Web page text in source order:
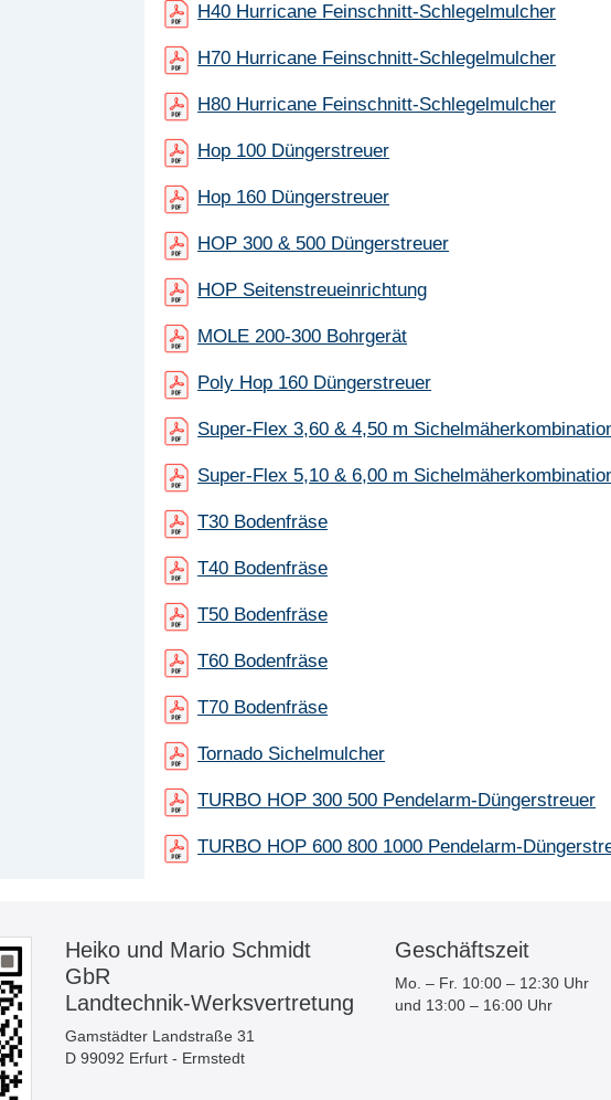
H40 Hurricane Feinschnitt-Schlegelmulcher
H70 Hurricane Feinschnitt-Schlegelmulcher
H80 Hurricane Feinschnitt-Schlegelmulcher
Hop 100 Düngerstreuer
Hop 160 Düngerstreuer
HOP 300 & 500 Düngerstreuer
HOP Seitenstreueinrichtung
MOLE 200-300 Bohrgerät
Poly Hop 160 Düngerstreuer
Super-Flex 3,60 & 4,50 m
Super-Flex 5,10 & 6,00 m
T30 Bodenfräse
T40 Bodenfräse
T50 Bodenfräse
T60 Bodenfräse
T70 Bodenfräse
Tornado Sichelmulcher
TURBO HOP 300 500 Pendelarm-Düngerstreuer
TURBO HOP 600 800 1000 Pendelarm-
Heiko und Mario Schmidt
GbR
Landtechnik-Werksvertretung
Gamstädter Landstraße 31
D 99092 Erfurt - Ermstedt
Geschäftszeit
Mo. – Fr. 10:00 – 12:30 Uhr
und 13:00 – 16:00 Uhr